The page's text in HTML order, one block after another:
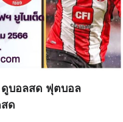
บอลสด ฟุตบอล
ด